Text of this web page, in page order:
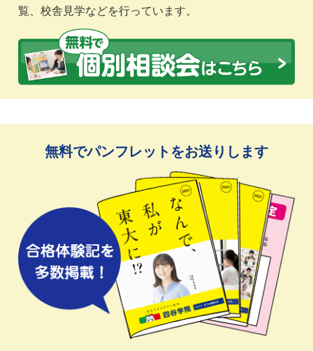
覧、校舎見学などを行っています。
無料でパンフレットをお送りします